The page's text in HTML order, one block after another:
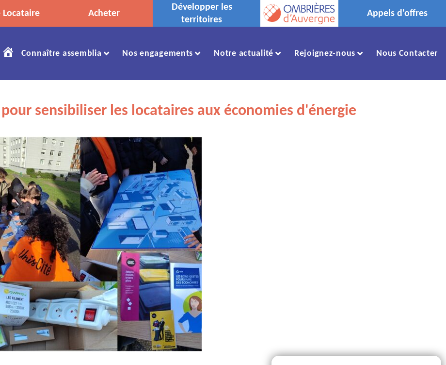
Locataire Acheter
Développer les
territoires
Appels d'offres
Accueil
Connaître assemblia Nos engagements Notre actualité Rejoignez-nous Nous Contacter
sensibiliser les locataires aux économies d'énergie